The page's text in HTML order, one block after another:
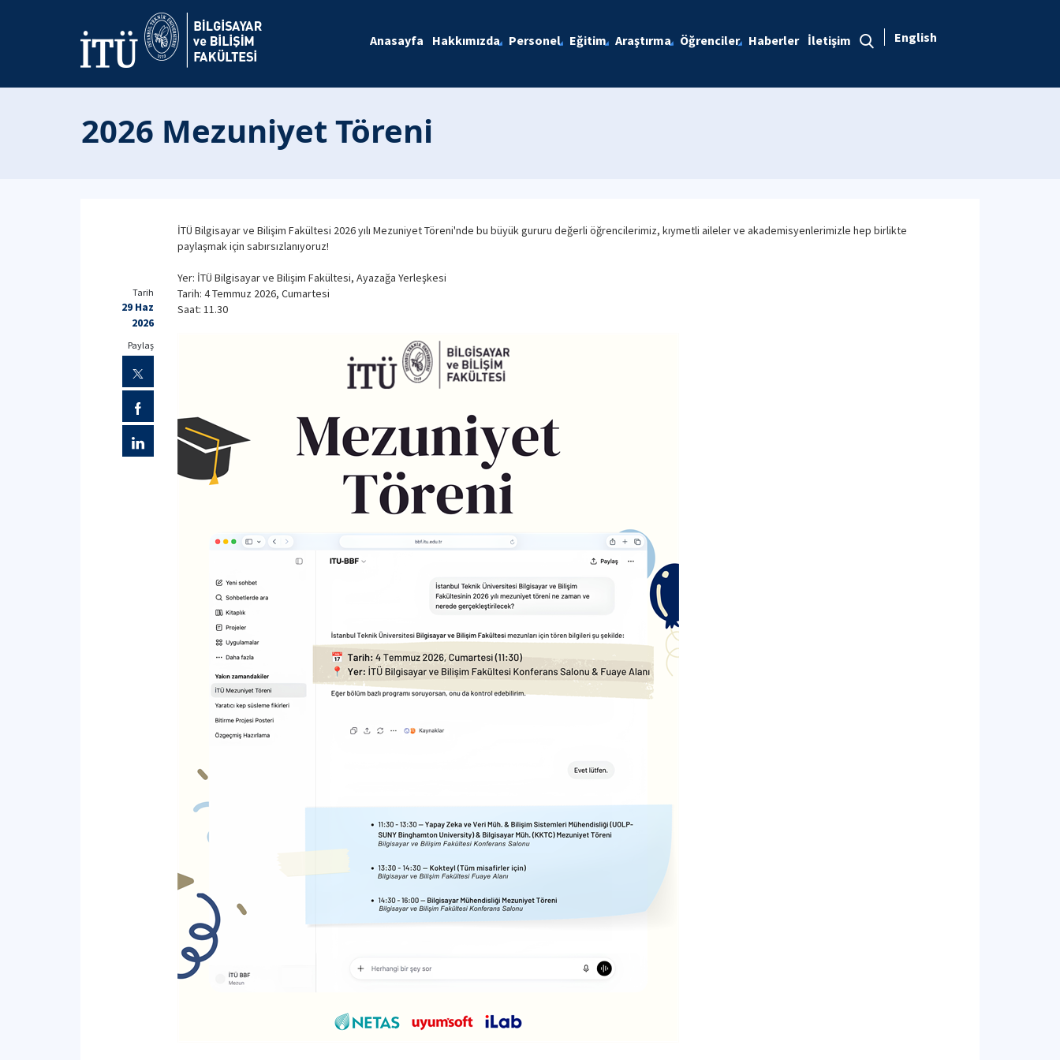
Anasayfa Hakkımızda Personel Eğitim Araştırma Öğrenciler Haberler İletişim English
2026 Mezuniyet Töreni
İTÜ Bilgisayar ve Bilişim Fakültesi 2026 yılı Mezuniyet Töreni'nde bu büyük gururu değerli öğrencilerimiz, kıymetli aileler ve akademisyenlerimizle hep birlikte
paylaşmak için sabırsızlanıyoruz!
Yer: İTÜ Bilgisayar ve Bilişim Fakültesi, Ayazağa Yerleşkesi
Tarih: 4 Temmuz 2026, Cumartesi
Saat: 11.30
Tarih
29 Haz
2026
Paylaş